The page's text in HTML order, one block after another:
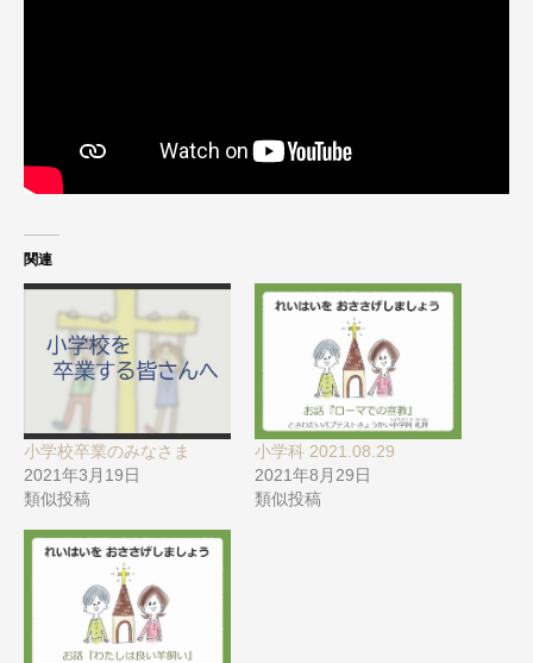
関連
小学校卒業のみなさま
2021年3月19日
類似投稿
小学科 2021.08.29
2021年8月29日
類似投稿